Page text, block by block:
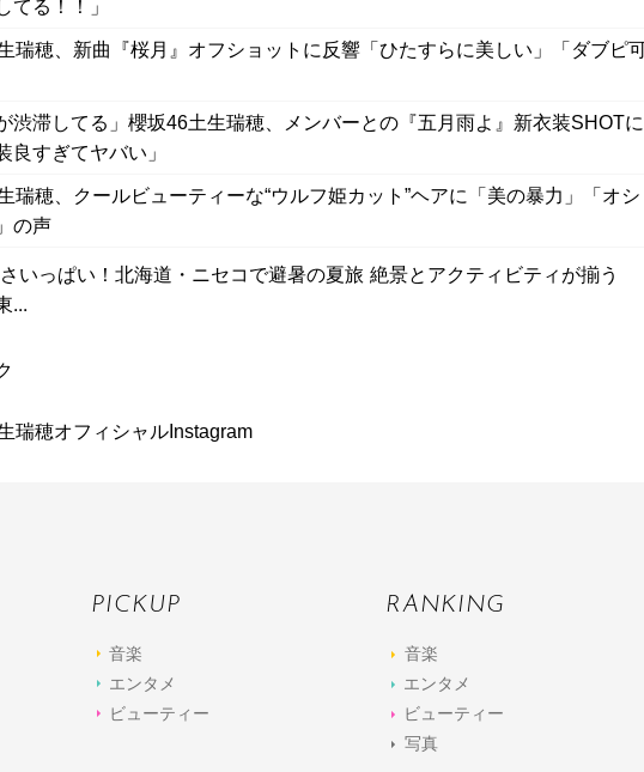
てる！！」
瑞穂、新曲『桜月』オフショットに反響「ひたすらに美しい」「ダブピ
渋滞してる」櫻坂46土生瑞穂、メンバーとの『五月雨よ』新衣装SHOTに
良すぎてヤバい」
瑞穂、クールビューティーな“ウルフ姫カット”ヘアに「美の暴力」「オシ
の声
いっぱい！北海道・ニセコで避暑の夏旅 絶景とアクティビティが揃う
...
瑞穂オフィシャルInstagram
PICKUP
音楽
エンタメ
ビューティー
RANKING
音楽
エンタメ
ビューティー
写真